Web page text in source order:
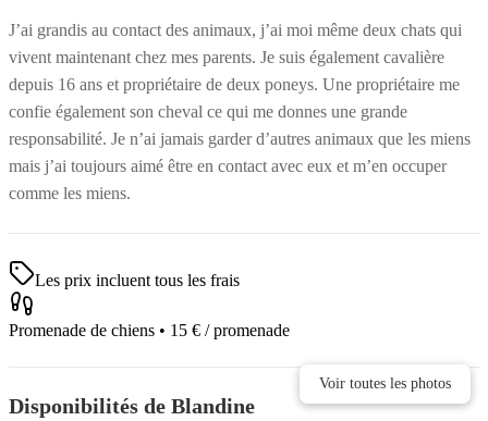
Voir toutes les photos
Voir toutes les photos
J’ai grandis au contact des animaux, j’ai moi même deux chats qui
vivent maintenant chez mes parents. Je suis également cavalière
depuis 16 ans et propriétaire de deux poneys. Une propriétaire me
confie également son cheval ce qui me donnes une grande
responsabilité. Je n’ai jamais garder d’autres animaux que les miens
mais j’ai toujours aimé être en contact avec eux et m’en occuper
comme les miens.
Les prix incluent tous les frais
Promenade de chiens • 15 € / promenade
Disponibilités de Blandine